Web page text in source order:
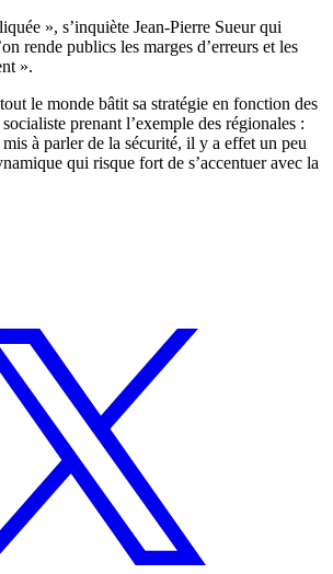
», s’inquiète Jean-Pierre Sueur qui
rende publics les marges d’erreurs et les
».
le monde bâtit sa stratégie en fonction des
prenant l’exemple des régionales :
mis à parler de la sécurité, il y a effet un peu
qui risque fort de s’accentuer avec la